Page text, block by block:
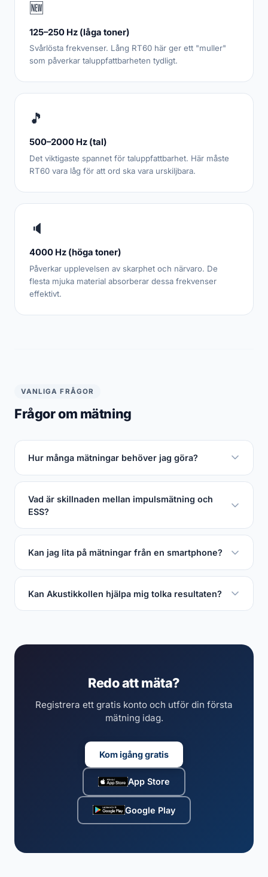
🆕
125–250 Hz (låga toner)
Svårlösta frekvenser. Lång RT60 här ger ett "muller"
som påverkar taluppfattbarheten tydligt.
🎵
500–2000 Hz (tal)
Det viktigaste spannet för taluppfattbarhet. Här måste
RT60 vara låg för att ord ska vara urskiljbara.
🔈
4000 Hz (höga toner)
Påverkar upplevelsen av skarphet och närvaro. De
flesta mjuka material absorberar dessa frekvenser
effektivt.
VANLIGA FRÅGOR
Frågor om mätning
Hur många mätningar behöver jag göra?
Vad är skillnaden mellan impulsmätning och
ESS?
Kan jag lita på mätningar från en smartphone?
Kan Akustikkollen hjälpa mig tolka resultaten?
Redo att mäta?
Registrera ett gratis konto och utför din första
mätning idag.
Kom igång gratis
App Store
Google Play